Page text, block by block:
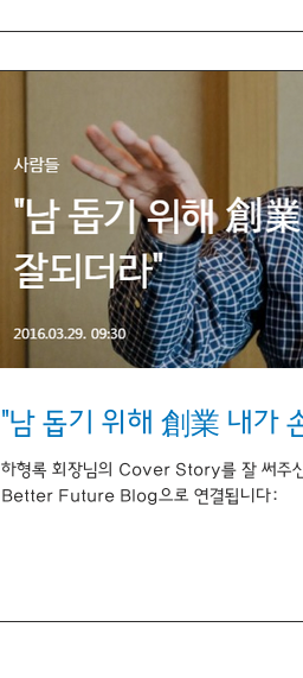
"남 돕기 위해 創業 내가
하형록 회장님의 Cover Story를 잘 써주
Better Future Blog으로 연결됩니다: